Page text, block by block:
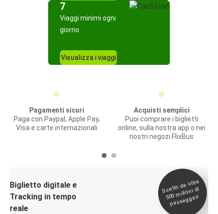
7
Viaggi minimi ogni
giorno
Visualizza i viaggi
Pagamenti sicuri
Paga con Paypal, Apple Pay,
Visa e carte internazionali
Acquisti semplici
Puoi comprare i biglietti
online, sulla nostra app o nei
nostri negozi FlixBus
Biglietto digitale e
Tracking in tempo
reale
Scelto da oltre
500
milioni di
passeggeri